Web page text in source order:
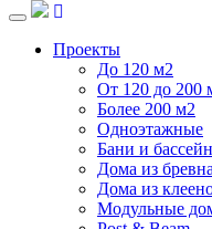
Навигация
Проекты
До 120 м2
От 120 до 200
Более 200 м2
Одноэтажные
Бани и
Дома из бревна
Дома из
Модульные